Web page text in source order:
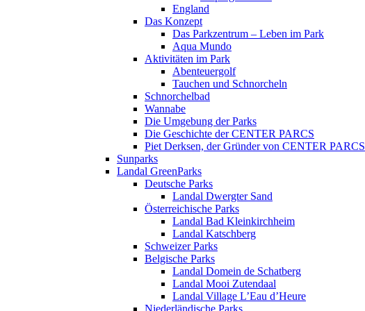
England
Das Konzept
Das Parkzentrum – Leben im Park
Aqua Mundo
Aktivitäten im Park
Abenteuergolf
Tauchen und Schnorcheln
Schnorchelbad
Wannabe
Die Umgebung der Parks
Die Geschichte der CENTER PARCS
Piet Derksen, der Gründer von CENTER PARCS
Sunparks
Landal GreenParks
Deutsche Parks
Landal Dwergter Sand
Österreichische Parks
Landal Bad Kleinkirchheim
Landal Katschberg
Schweizer Parks
Belgische Parks
Landal Domein de Schatberg
Landal Mooi Zutendaal
Landal Village L’Eau d’Heure
Niederländische Parks